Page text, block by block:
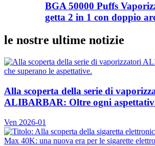
BGA 50000 Puffs
getta 2 in 1 con doppio
le nostre ultime notizie
Alla scoperta della serie di
ALIBARBAR: Oltre ogni
Ven 2026-01